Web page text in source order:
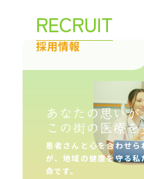
RECRUIT
採用情報
あなたの思いが
この街の医療
患者さんと心を合わせ
が、地域の健康を守る
命です。